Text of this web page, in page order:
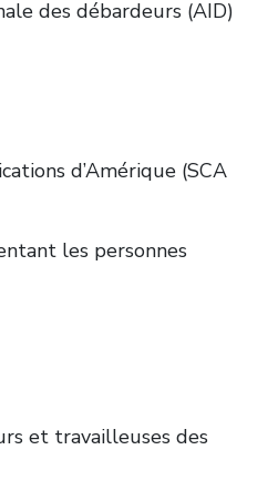
des débardeurs (AID)
d’Amérique (SCA
les personnes
et travailleuses des